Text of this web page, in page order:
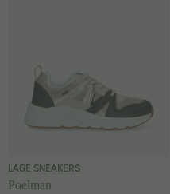
LAGE SNEAKERS
Poelman